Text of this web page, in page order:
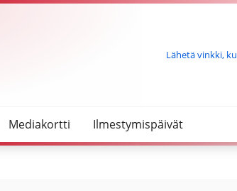
Lähetä vinkki,
Mediakortti Ilmestymispäivät